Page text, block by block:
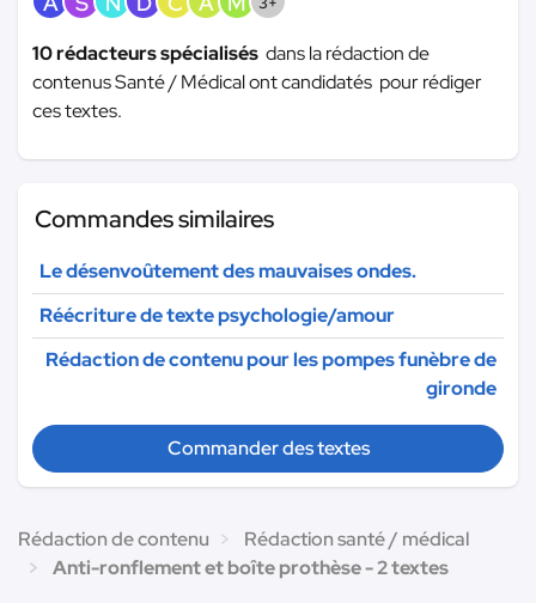
10 rédacteurs spécialisés dans la rédaction de
contenus Santé / Médical ont candidatés pour rédiger
ces textes.
Commandes similaires
Le désenvoûtement des mauvaises ondes.
Réécriture de texte psychologie/amour
Rédaction de contenu pour les pompes funèbre de
gironde
Commander des textes
Rédaction de contenu
Rédaction santé / médical
Anti-ronflement et boîte prothèse - 2 textes